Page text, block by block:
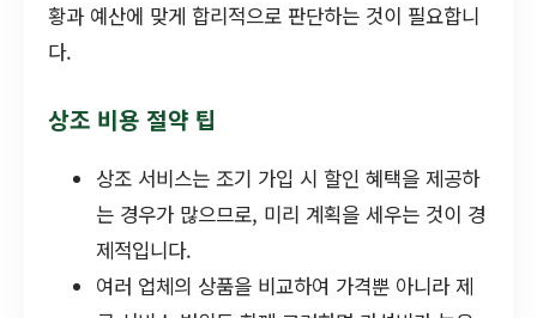
황과 예산에 맞게 합리적으로 판단하는 것이 필요합니
다.
상조 비용 절약 팁
상조 서비스는 조기 가입 시 할인 혜택을 제공하
는 경우가 많으므로, 미리 계획을 세우는 것이 경
제적입니다.
여러 업체의 상품을 비교하여 가격뿐 아니라 제